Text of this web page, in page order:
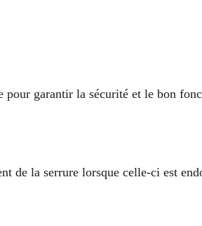
pour garantir la sécurité et le bon
de la serrure lorsque celle-ci est